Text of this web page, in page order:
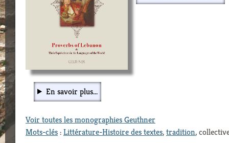
En savoir plus...
Voir toutes les monographies Geuthner
Mots-clés:Littérature-Histoire des textes,tradition,